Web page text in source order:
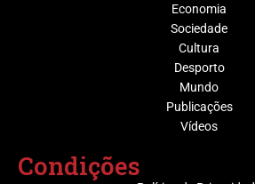
Economia
Sociedade
Cultura
Desporto
Mundo
Publicações
Vídeos
Condições